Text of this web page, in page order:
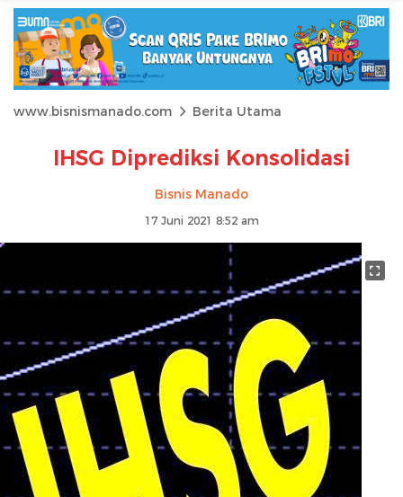
www.bisnismanado.com Berita Utama
IHSG Diprediksi Konsolidasi
Bisnis Manado
17 Juni 2021 8:52 am